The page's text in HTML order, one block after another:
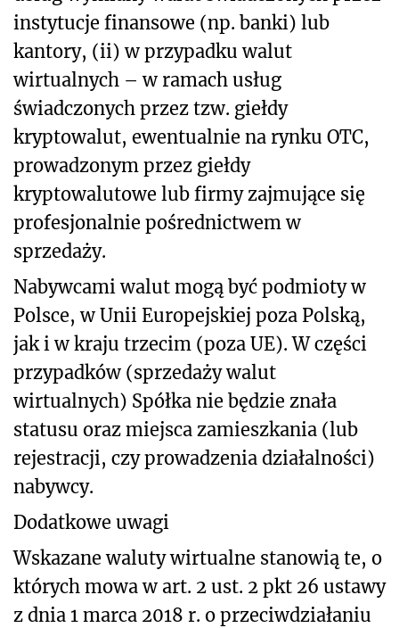
instytucje finansowe (np. banki) lub
kantory, (ii) w przypadku walut
wirtualnych – w ramach usług
świadczonych przez tzw. giełdy
kryptowalut, ewentualnie na rynku OTC,
prowadzonym przez giełdy
kryptowalutowe lub firmy zajmujące się
profesjonalnie pośrednictwem w
sprzedaży.
Nabywcami walut mogą być podmioty w
Polsce, w Unii Europejskiej poza Polską,
jak i w kraju trzecim (poza UE). W części
przypadków (sprzedaży walut
wirtualnych) Spółka nie będzie znała
statusu oraz miejsca zamieszkania (lub
rejestracji, czy prowadzenia działalności)
nabywcy.
Dodatkowe uwagi
Wskazane waluty wirtualne stanowią te, o
których mowa w art. 2 ust. 2 pkt 26 ustawy
z dnia 1 marca 2018 r. o przeciwdziałaniu